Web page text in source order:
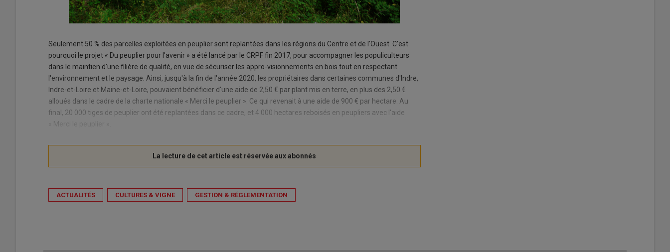
Seulement 50 % des parcelles exploitées en peuplier sont replantées dans les régions du Centre et de l'Ouest. C'est
pourquoi le projet « Du peuplier pour l'avenir » a été lancé par le CRPF fin 2017, pour accompagner les populiculteurs
dans le maintien d'une filière de qualité, en vue de sécuriser les appro-visionnements en bois tout en respectant
l'environnement et le paysage. Ainsi, jusqu'à la fin de l'année 2020, les propriétaires dans certaines communes d'Indre,
Indre-et-Loire et Maine-et-Loire, pouvaient bénéficier d'une aide de 2,50 € par plant mis en terre, en plus des 2,50 €
alloués dans le cadre de la charte nationale « Merci le peuplier ». Ce qui revenait à une aide de 900 € par hectare. Au
final, 20 000 tiges de peuplier ont été replantées dans ce cadre, et 4 000 hectares reboisés en peupliers avec l'aide
« Merci le peuplier ».
ACTUALITÉS CULTURES & VIGNE GESTION & RÉGLEMENTATION